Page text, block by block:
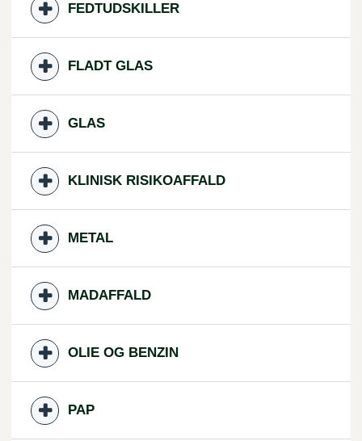
FEDTUDSKILLER
FLADT GLAS
GLAS
KLINISK RISIKOAFFALD
METAL
MADAFFALD
OLIE OG BENZIN
PAP